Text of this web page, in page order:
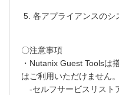
各アプライアンスのシ
〇注意事項
・Nutanix Guest Toolsは
はご利用いただけません。
-セルフサービスリスト